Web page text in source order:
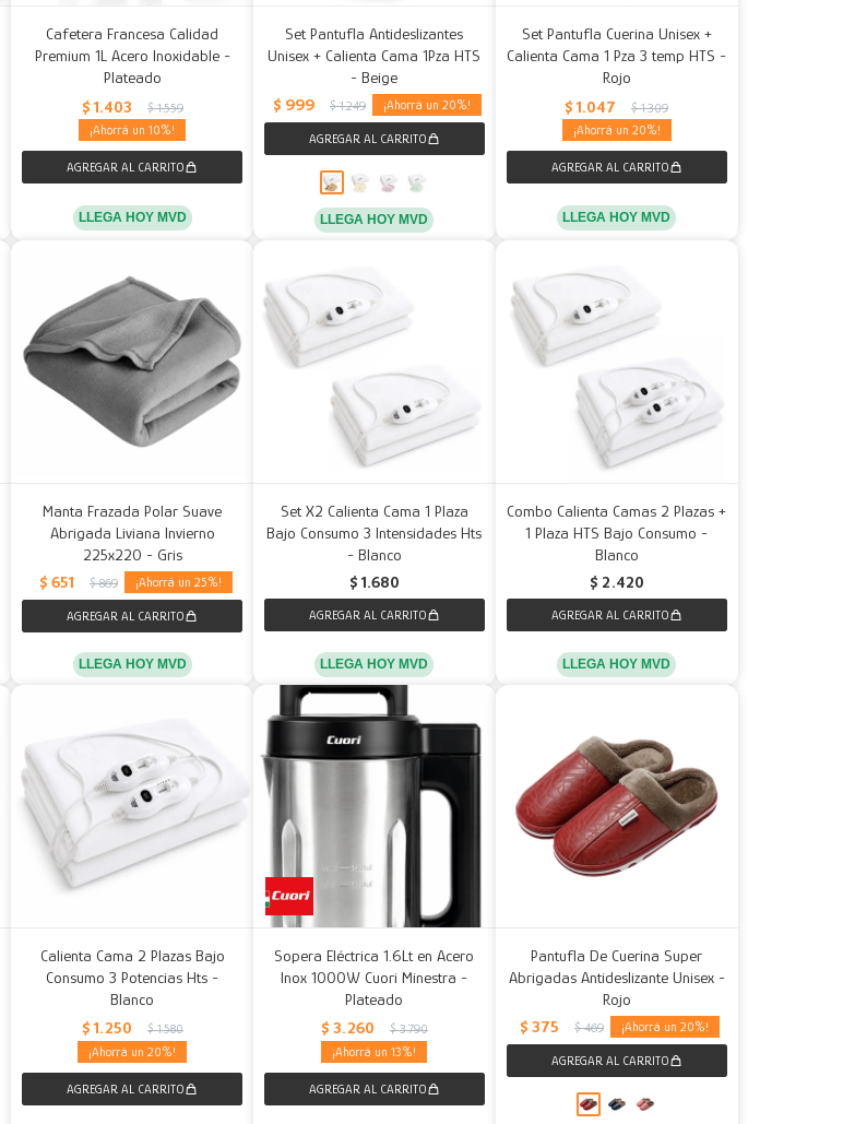
Cafetera Francesa Calidad
Premium 1L Acero Inoxidable -
Plateado
$ 1.403 $ 1.559
10
LLEGA HOY MVD
Set Pantufla Antideslizantes
Unisex + Calienta Cama 1Pza HTS
- Beige
$ 999 $ 1.249 20
LLEGA HOY MVD
Set Pantufla Cuerina Unisex +
Calienta Cama 1 Pza 3 temp HTS -
Rojo
$ 1.047 $ 1.309
20
LLEGA HOY MVD
Manta Frazada Polar Suave
Abrigada Liviana Invierno
225x220 - Gris
$ 651 $ 869 25
LLEGA HOY MVD
Set X2 Calienta Cama 1 Plaza
Bajo Consumo 3 Intensidades Hts
- Blanco
$ 1.680
LLEGA HOY MVD
Combo Calienta Camas 2 Plazas +
1 Plaza HTS Bajo Consumo -
Blanco
$ 2.420
LLEGA HOY MVD
Calienta Cama 2 Plazas Bajo
Consumo 3 Potencias Hts -
Blanco
$ 1.250 $ 1.580
20
Sopera Eléctrica 1.6Lt en Acero
Inox 1000W Cuori Minestra -
Plateado
$ 3.260 $ 3.790
13
Pantufla De Cuerina Super
Abrigadas Antideslizante Unisex -
Rojo
$ 375 $ 469 20